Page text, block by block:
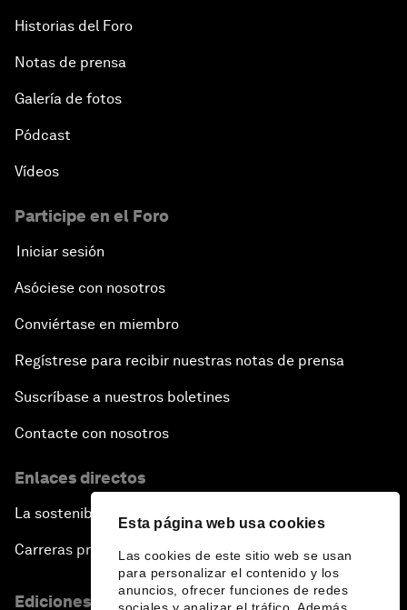
Esta página web usa cookies
Las cookies de este sitio web se usan
para personalizar el contenido y los
anuncios, ofrecer funciones de redes
Historias del Foro
Notas de prensa
Galería de fotos
Pódcast
Vídeos
Participe en el Foro
Iniciar sesión
Asóciese con nosotros
Conviértase en miembro
Regístrese para recibir nuestras notas de prensa
Suscríbase a nuestros boletines
Contacte con nosotros
Enlaces directos
La sostenibilidad en el Foro
Carreras profesionales
Ediciones en otros idiomas